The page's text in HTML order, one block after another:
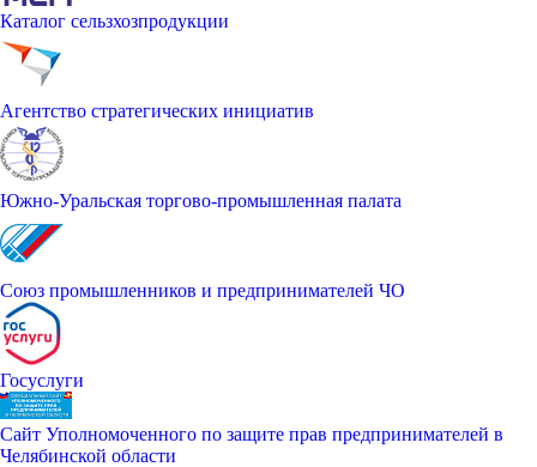
Каталог сельзхозпродукции
Агентство стратегических инициатив
Южно-Уральская торгово-промышленная палата
Союз промышленников и предпринимателей ЧО
Госуслуги
Сайт Уполномоченного по защите прав предпринимателей в
Челябинской области